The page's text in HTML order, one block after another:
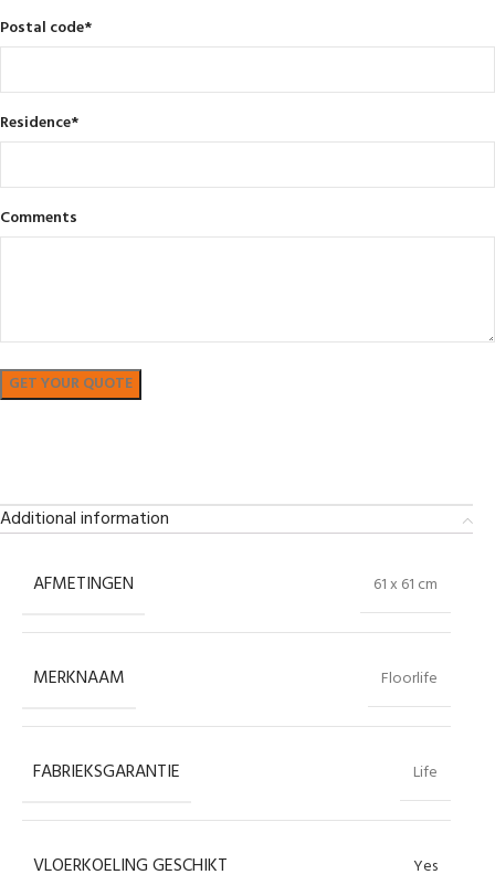
Postal code*
Residence*
Comments
Additional information
AFMETINGEN 61 x 61 cm
MERKNAAM Floorlife
FABRIEKSGARANTIE Life
VLOERKOELING GESCHIKT Yes